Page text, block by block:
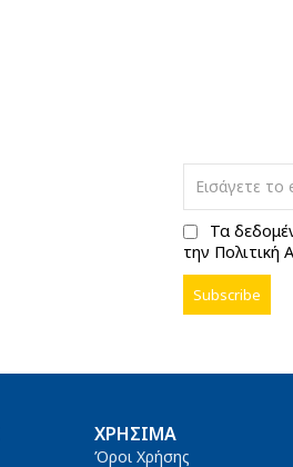
Τα
την Πολιτική
ΧΡΉΣΙΜΑ
Όροι Χρήσης